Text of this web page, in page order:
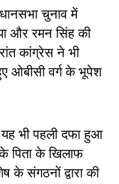
चुनाव में
और रमन सिंह की
कांग्रेस ने भी
ओबीसी वर्ग के भूपेश
यह भी पहली दफा हुआ
पिता के खिलाफ
के संगठनों द्वारा की